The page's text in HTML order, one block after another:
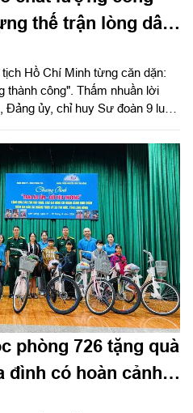
thế trận lòng dân
Hồ Chí Minh từng căn dặn:
thành công". Thấm nhuần lời
ủy, chỉ huy Sư đoàn 9 luôn
mối quan hệ đoàn kết quân
vững chắc, tạo nền tảng để
vụ huấn luyện, sẵn sàng
an toàn.
phòng 726 tặng quà
đình có hoàn cảnh